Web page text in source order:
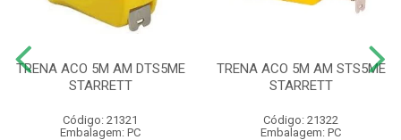
TRENA ACO 5M AM DTS5ME
STARRETT
Código: 21321
Embalagem: PC
TRENA ACO 5M AM STS5ME
STARRETT
Código: 21322
Embalagem: PC